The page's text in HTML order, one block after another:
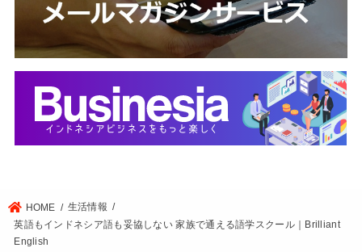
HOME
生活情報
英語もインドネシア語も妥協しない 家族で通える語学スクール｜Brilliant
English